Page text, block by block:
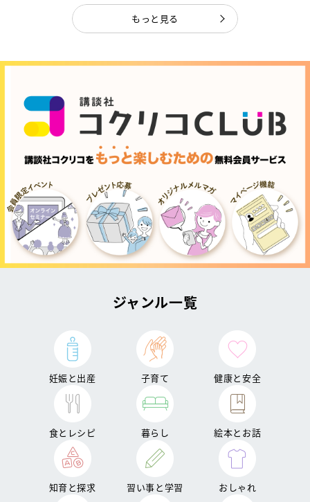
もっと見る
ジャンル一覧
妊娠と出産 子育て 健康と安全
食とレシピ 暮らし 絵本とお話
知育と探求 習い事と学習 おしゃれ